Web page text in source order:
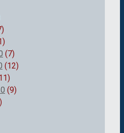
(7)
(12)
(9)